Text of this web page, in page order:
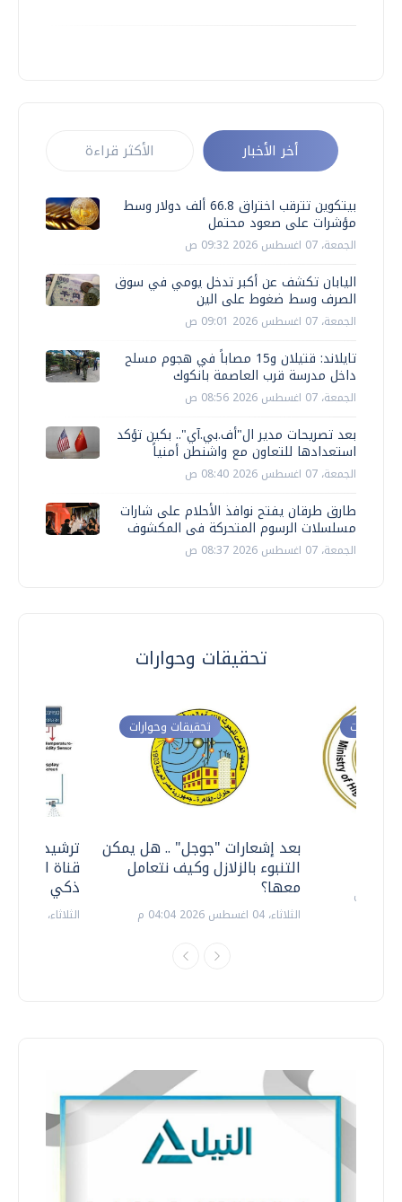
أخر الأخبار الأكثر قراءة
بيتكوين تترقب اختراق 66.8 ألف دولار وسط
مؤشرات على صعود محتمل
الجمعة، 07 اغسطس 2026 09:32 ص
اليابان تكشف عن أكبر تدخل يومي في سوق
الصرف وسط ضغوط على الين
الجمعة، 07 اغسطس 2026 09:01 ص
تايلاند: قتيلان و15 مصاباً في هجوم مسلح
داخل مدرسة قرب العاصمة بانكوك
الجمعة، 07 اغسطس 2026 08:56 ص
بعد تصريحات مدير ال"أف.بي.آي".. بكين تؤكد
استعدادها للتعاون مع واشنطن أمنياً
الجمعة، 07 اغسطس 2026 08:40 ص
طارق طرقان يفتح نوافذ الأحلام على شارات
مسلسلات الرسوم المتحركة فى المكشوف
الجمعة، 07 اغسطس 2026 08:37 ص
تحقيقات وحوارات
ترشيدا
قناة
ذكي
الثلاثاء، 14 يوليو 2026 06:11 م
تحقيقات وحوارات
بعد إشعارات "جوجل" .. هل يمكن
التنبوء بالزلازل وكيف نتعامل
معها؟
الثلاثاء، 04 اغسطس 2026 04:04 م
وحوارات